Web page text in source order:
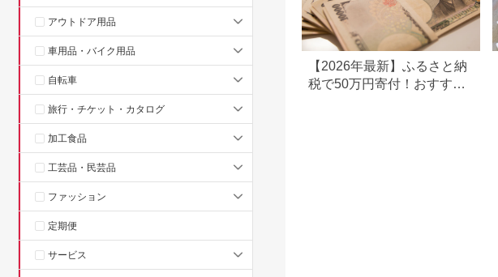
アウトドア用品
車用品・バイク用品
自転車
旅行・チケット・カタログ
加工食品
工芸品・民芸品
ファッション
定期便
サービス
【2026年最新】ふるさと納
税で50万円寄付！おすすめ